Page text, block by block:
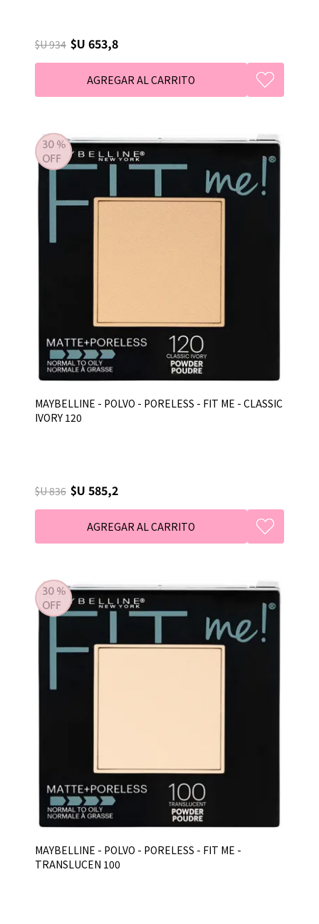
$U 934 $U 653,8
MAYBELLINE - POLVO - PORELESS - FIT ME - CLASSIC
IVORY 120
$U 836 $U 585,2
MAYBELLINE - POLVO - PORELESS - FIT ME -
TRANSLUCEN 100